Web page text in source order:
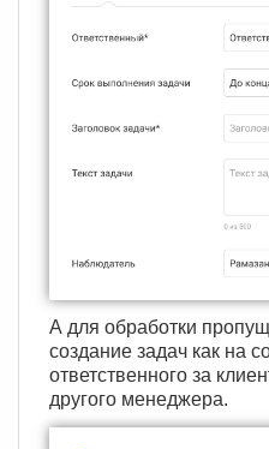
А для обработки
создание задач как на
ответственного за
другого менеджера.